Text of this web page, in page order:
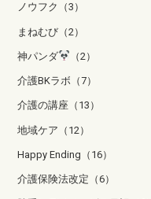
ノウフク（3）
まねむび（2）
神パンダ （2）
介護BKラボ（7）
介護の講座（13）
地域ケア（12）
Happy Ending（16）
介護保険法改定（6）